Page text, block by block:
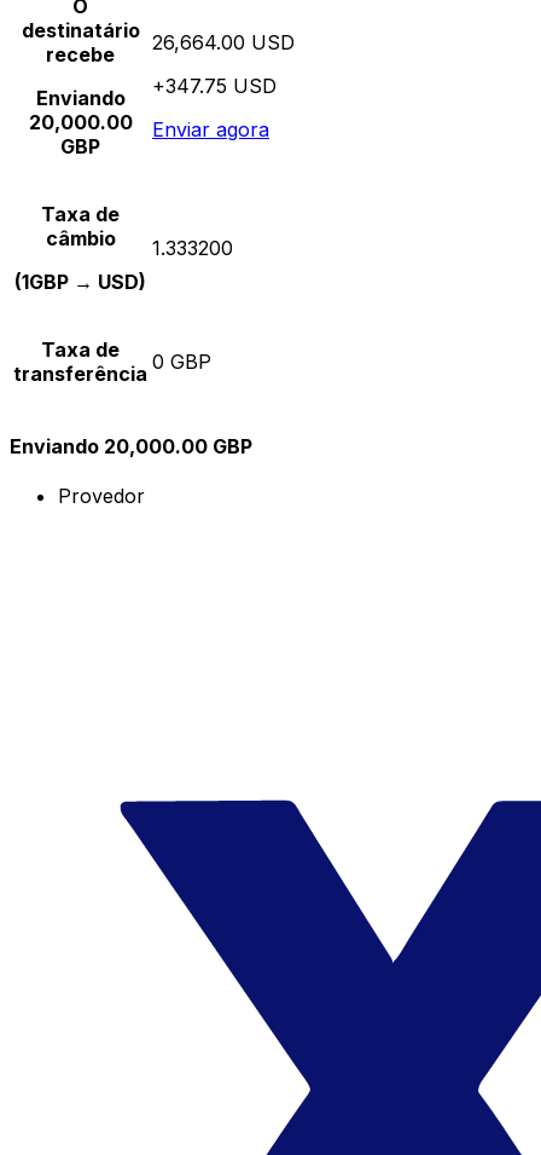
O
destinatário
recebe
Enviando
20,000.00
GBP
26,664.00 USD
+347.75 USD
Enviar agora
Taxa de
câmbio
(1GBP → USD)
1.333200
Taxa de
transferência 0 GBP
Enviando 20,000.00 GBP
Provedor